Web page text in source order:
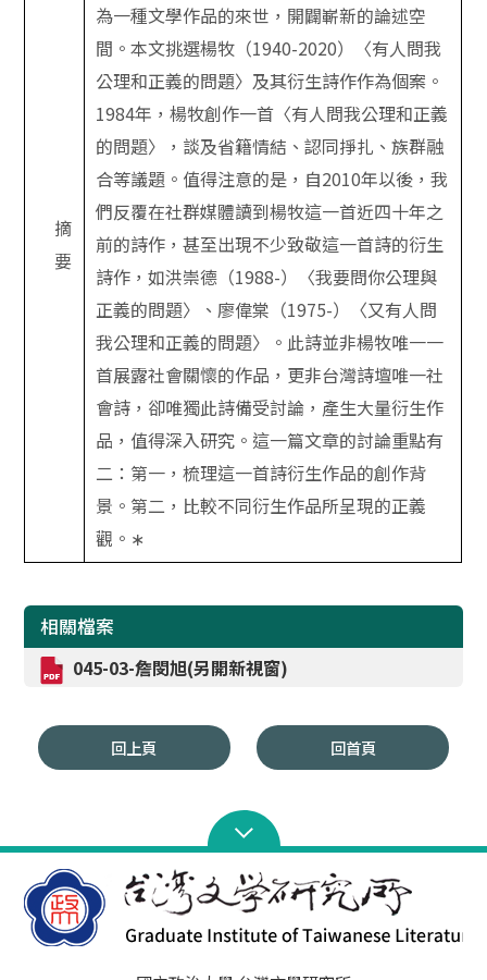
摘
要
為一種文學作品的來世，開闢嶄新的論述空
間。本文挑選楊牧（1940-2020）〈有人問我
公理和正義的問題〉及其衍生詩作作為個案。
1984年，楊牧創作一首〈有人問我公理和正義
的問題〉，談及省籍情結、認同掙扎、族群融
合等議題。值得注意的是，自2010年以後，我
們反覆在社群媒體讀到楊牧這一首近四十年之
前的詩作，甚至出現不少致敬這一首詩的衍生
詩作，如洪崇德（1988-）〈我要問你公理與
正義的問題〉、廖偉棠（1975-）〈又有人問
我公理和正義的問題〉。此詩並非楊牧唯一一
首展露社會關懷的作品，更非台灣詩壇唯一社
會詩，卻唯獨此詩備受討論，產生大量衍生作
品，值得深入研究。這一篇文章的討論重點有
二：第一，梳理這一首詩衍生作品的創作背
景。第二，比較不同衍生作品所呈現的正義
觀。 ∗
相關檔案
045-03-詹閔旭(另開新視窗)
回上頁 回首頁